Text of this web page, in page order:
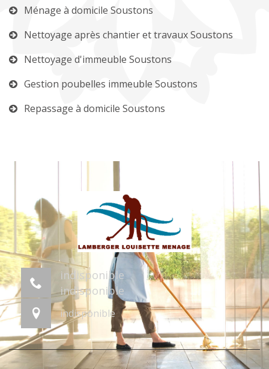
Ménage à domicile Soustons
Nettoyage après chantier et travaux Soustons
Nettoyage d'immeuble Soustons
Gestion poubelles immeuble Soustons
Repassage à domicile Soustons
indisponible
indisponible
indisponible